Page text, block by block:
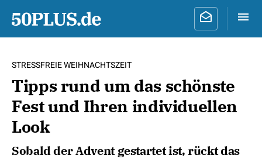
STRESSFREIE WEIHNACHTSZEIT
Tipps rund um das schönste
Fest und Ihren individuellen
Look
Sobald der Advent gestartet ist, rückt das